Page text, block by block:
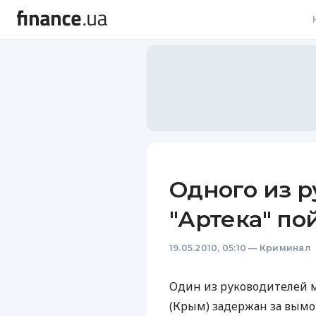
Одного из
"Артека"
19.05.2010, 05:10 — Криминал
Один из руководителей
(Крым) задержан за